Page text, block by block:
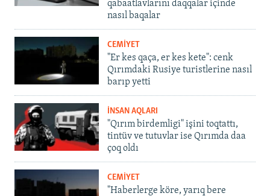
qabaatlavlarını daqqalar içinde
nasıl baqalar
CEMİYET
"Er kes qaça, er kes kete": cenk
Qırımdaki Rusiye turistlerine nasıl
barıp yetti
İNSAN AQLARI
"Qırım birdemligi" işini toqtattı,
tintüv ve tutuvlar ise Qırımda daa
çoq oldı
CEMİYET
"Haberlerge köre, yarıq bere